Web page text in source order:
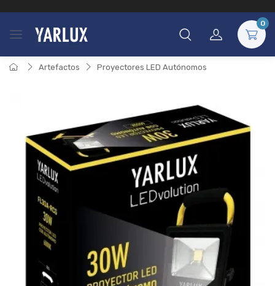
0
Artefactos Proyectores LED Autónomos